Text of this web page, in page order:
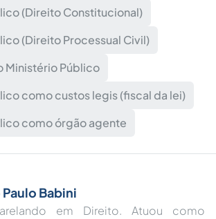
(Direito Constitucional)
(Direito Processual Civil)
Ministério Público
como custos legis (fiscal da lei)
como órgão agente
Paulo Babini
em Direito. Atuou como